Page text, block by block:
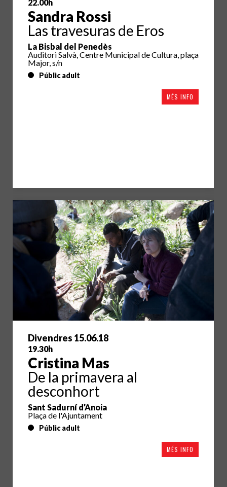
22.00h
Sandra Rossi
Las travesuras de Eros
La Bisbal del Penedès
Auditori Salvà, Centre Municipal de Cultura, plaça
Major, s/n
Públic adult
MÉS INFO
Divendres 15.06.18
19.30h
Cristina Mas
De la primavera al
desconhort
Sant Sadurní d’Anoia
Plaça de l'Ajuntament
Públic adult
MÉS INFO